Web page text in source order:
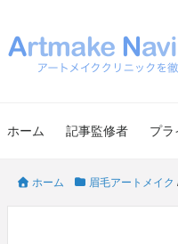
ホーム 記事監修者 プラ
ホーム 眉毛アートメイク